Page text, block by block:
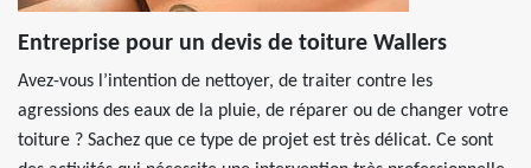
Entreprise pour un devis de toiture Wallers
Avez-vous l’intention de nettoyer, de traiter contre les
agressions des eaux de la pluie, de réparer ou de changer votre
toiture ? Sachez que ce type de projet est très délicat. Ce sont